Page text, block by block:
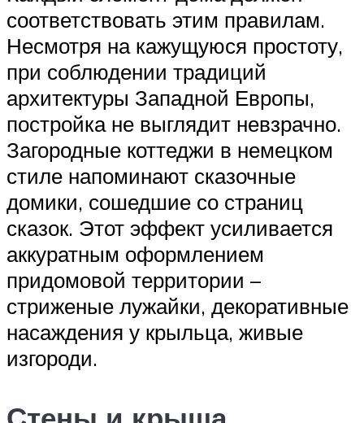
соответствовать этим правилам.
Несмотря на кажущуюся простоту,
при соблюдении традиций
архитектуры Западной Европы,
постройка не выглядит невзрачно.
Загородные коттеджи в немецком
стиле напоминают сказочные
домики, сошедшие со страниц
сказок. Этот эффект усиливается
аккуратным оформлением
придомовой территории –
стриженые лужайки, декоративные
насаждения у крыльца, живые
изгороди.